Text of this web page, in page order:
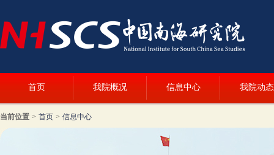
首页 我院概况 信息中心 我院动态
当前位置 > 首页 > 信息中心